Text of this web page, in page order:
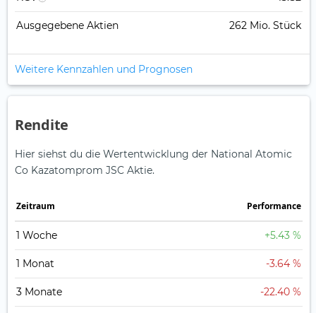
Ausgegebene Aktien 262 Mio. Stück
Weitere Kennzahlen und Prognosen
Rendite
Hier siehst du die Wertentwicklung der National Atomic
Co Kazatomprom JSC Aktie.
Zeitraum Perfor­mance
1 Woche +5.43 %
1 Monat -3.64 %
3 Monate -22.40 %